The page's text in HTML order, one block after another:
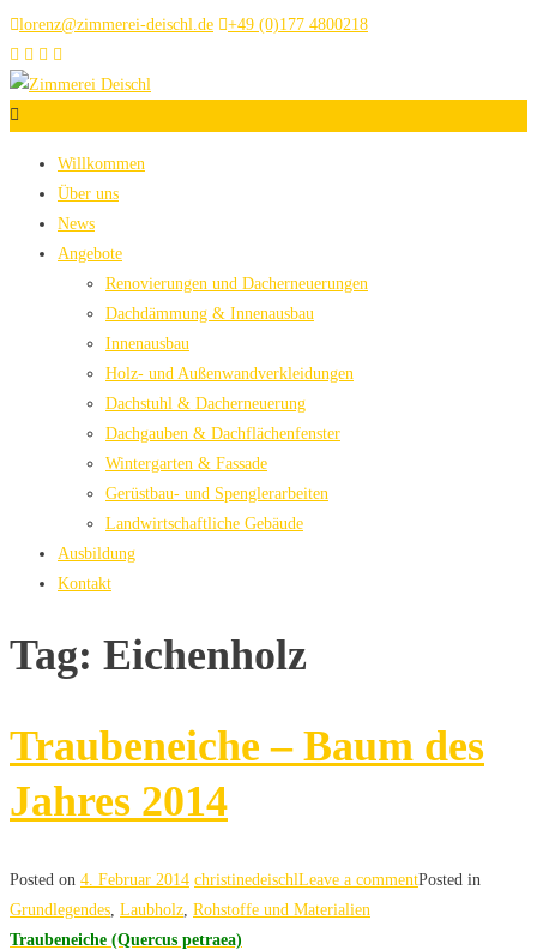
lorenz@zimmerei-deischl.de +49 (0)177 4800218
Willkommen
Über uns
News
Angebote
Renovierungen und Dacherneuerungen
Dachdämmung & Innenausbau
Innenausbau
Holz- und Außenwandverkleidungen
Dachstuhl & Dacherneuerung
Dachgauben & Dachflächenfenster
Wintergarten & Fassade
Gerüstbau- und Spenglerarbeiten
Landwirtschaftliche Gebäude
Ausbildung
Kontakt
Tag: Eichenholz
Traubeneiche – Baum des
Jahres 2014
Posted on 4. Februar 2014 christinedeischlLeave a commentPosted in
Grundlegendes Laubholz Rohstoffe und Materialien
Traubeneiche (Quercus petraea)